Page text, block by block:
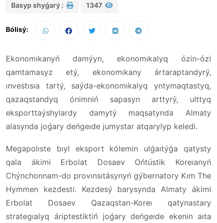
Basyp shyǵarý : 1347
Bólisý:
Ekonomıkanyń damýyn, ekonomıkalyq ózin-ózi
qamtamasyz etý, ekonomıkany ártaraptandyrý,
ınvestısıa tartý, saýda-ekonomıkalyq yntymaqtastyq,
qazaqstandyq ónimniń sapasyn arttyrý, ulttyq
eksporttaýshylardy damytý maqsatynda Almaty
alasynda joǵary deńgeıde jumystar atqarylyp keledi.
Megapolıste bıyl eksport kólemin ulǵaıtýǵa qatysty
qala ákimi Erbolat Dosaev Ońtústik Koreıanyń
Chýnchonnam-do provınsıtásynyń gýbernatory Kım The
Hymmen kezdesti. Kezdesý barysynda Almaty ákimi
Erbolat Dosaev Qazaqstan-Koreı qatynastary
strategıalyq áriptestiktiń joǵary deńgeıde ekenin aıta